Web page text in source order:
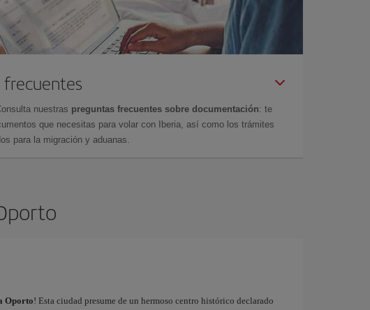
frecuentes
nuestras preguntas frecuentes sobre documentación: te
que necesitas para volar con Iberia, así como los trámites
para la migración y aduanas.
Oporto! Esta ciudad presume de un hermoso centro histórico declarado